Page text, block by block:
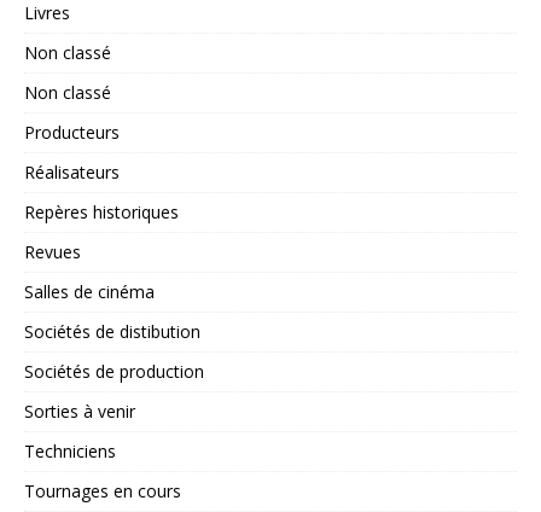
Livres
Non classé
Non classé
Producteurs
Réalisateurs
Repères historiques
Revues
Salles de cinéma
Sociétés de distibution
Sociétés de production
Sorties à venir
Techniciens
Tournages en cours